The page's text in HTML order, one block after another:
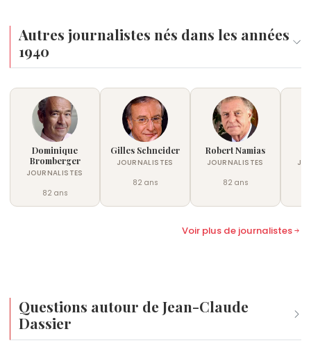
Autres journalistes nés dans les années
1940
Dominique
Bromberger
JOURNALISTES
82 ans
Gilles Schneider
JOURNALISTES
82 ans
Robert Namias
JOURNALISTES
82 ans
Voir plus de journalistes
Questions autour de Jean-Claude
Dassier